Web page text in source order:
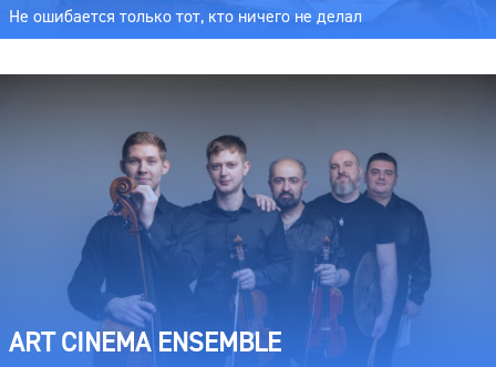
Не ошибается только тот, кто ничего не делал
ART CINEMA ENSEMBLE